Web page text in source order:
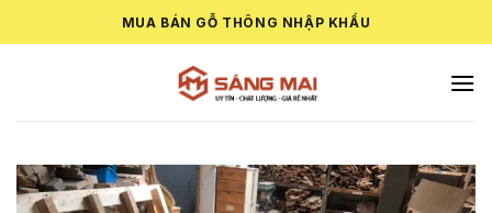
to
MUA BÁN GỖ THÔNG NHẬP KHẨU